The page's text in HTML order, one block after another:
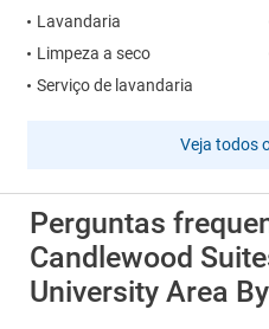
Lavandaria
Limpeza a seco
Serviço de lavandaria
Veja todos
Perguntas
Candlewood
University Area